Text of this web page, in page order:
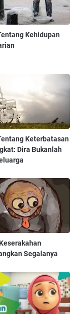
Kehidupan
Keterbatasan
Dira Bukanlah
Segalanya